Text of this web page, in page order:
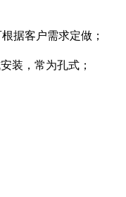
据客户需求定做；
装，常为孔式；